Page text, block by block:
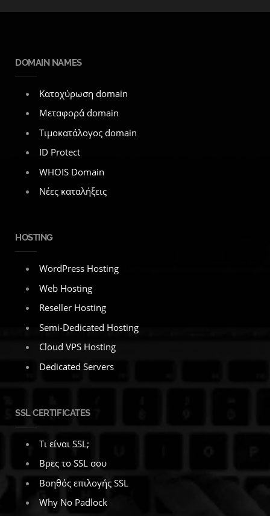
DOMAIN NAMES
Κατοχύρωση domain
Μεταφορά domain
Τιμοκατάλογος domain
ID Protect
WHOIS Domain
Νέες καταλήξεις
HOSTING
WordPress Hosting
Web Hosting
Reseller Hosting
Semi-Dedicated Hosting
Cloud VPS Hosting
Dedicated Servers
SSL CERTIFICATES
Τι είναι SSL;
Βρες το SSL σου
Βοηθός επιλογής SSL
Why No Padlock